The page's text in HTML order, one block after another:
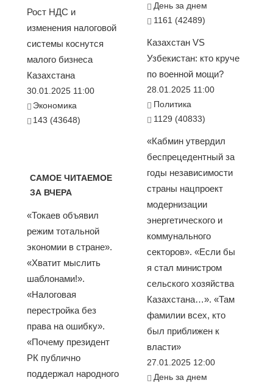
Рост НДС и
изменения налоговой
системы коснутся
малого бизнеса
Казахстана
30.01.2025 11:00
Экономика
143 (43648)
САМОЕ ЧИТАЕМОЕ
ЗА ВЧЕРА
«Токаев объявил
режим тотальной
экономии в стране».
«Хватит мыслить
шаблонами!».
«Налоговая
перестройка без
права на ошибку».
«Почему президент
РК публично
поддержал народного
День за днем
1161 (42489)
Казахстан VS
Узбекистан: кто круче
по военной мощи?
28.01.2025 11:00
Политика
1129 (40833)
«Кабмин утвердил
беспрецедентный за
годы независимости
страны нацпроект
модернизации
энергетического и
коммунального
секторов». «Если бы
я стал министром
сельского хозяйства
Казахстана…». «Там
фамилии всех, кто
был приближен к
власти»
27.01.2025 12:00
День за днем